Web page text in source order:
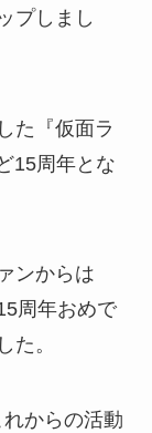
プしまし
た『仮面ラ
15周年とな
ンからは
周年おめで
た。
からの活動